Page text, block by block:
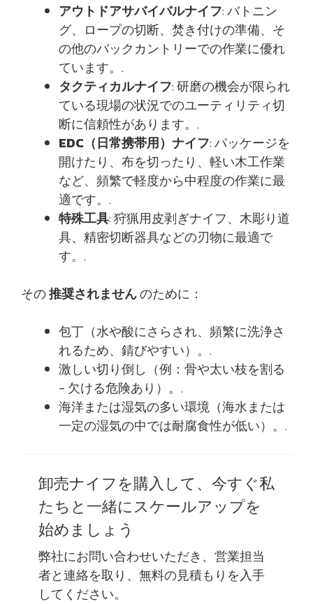
アウトドアサバイバルナイフ: バトニン
グ、ロープの切断、焚き付けの準備、そ
の他のバックカントリーでの作業に優れ
ています。.
タクティカルナイフ: 研磨の機会が限られ
ている現場の状況でのユーティリティ切
断に信頼性があります。.
EDC（日常携帯用）ナイフ: パッケージを
開けたり、布を切ったり、軽い木工作業
など、頻繁で軽度から中程度の作業に最
適です。.
特殊工具: 狩猟用皮剥ぎナイフ、木彫り道
具、精密切断器具などの刃物に最適で
す。.
その推奨されませんのために：
包丁（水や酸にさらされ、頻繁に洗浄さ
れるため、錆びやすい）。.
激しい切り倒し（例：骨や太い枝を割る
- 欠ける危険あり）。.
海洋または湿気の多い環境（海水または
一定の湿気の中では耐腐食性が低い）。.
卸売ナイフを購入して、今すぐ私
たちと一緒にスケールアップを
始めましょう
弊社にお問い合わせいただき、営業担当
者と連絡を取り、無料の見積もりを入手
してください。